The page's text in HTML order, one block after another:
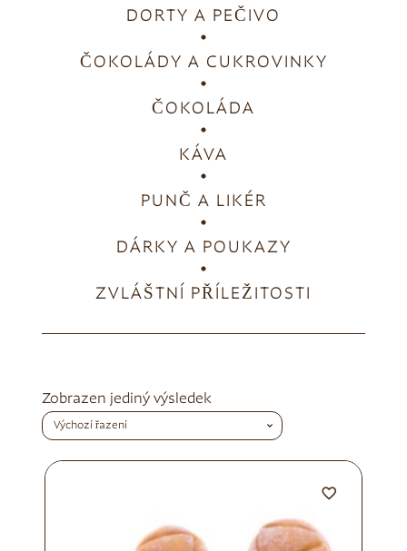
DORTY A PEČIVO
ČOKOLÁDY A CUKROVINKY
ČOKOLÁDA
KÁVA
PUNČ A LIKÉR
DÁRKY A POUKAZY
ZVLÁŠTNÍ PŘÍLEŽITOSTI
Zobrazen jediný výsledek